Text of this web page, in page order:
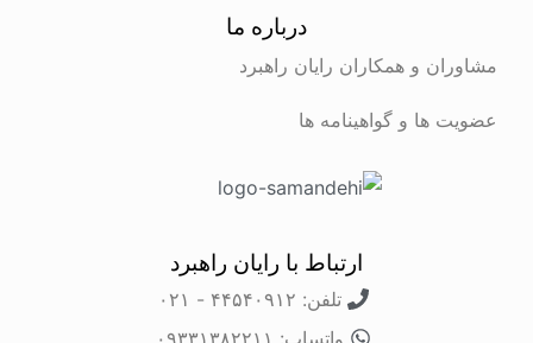
درباره ما
مشاوران و همکاران رایان راهبرد
عضویت ها و گواهینامه ها
ارتباط با رایان راهبرد
تلفن: ۴۴۵۴۰۹۱۲ - ۰۲۱